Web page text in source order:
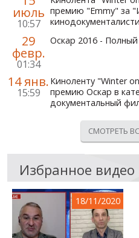
июль
10:57
премию "Emmy" за
29
февр.
01:34
Оскар 2016 -
14 янв.
15:59
Киноленту "Winter
премию Оскар в
документальный
СМОТРЕТЬ
Избранное видео
18/11/2020